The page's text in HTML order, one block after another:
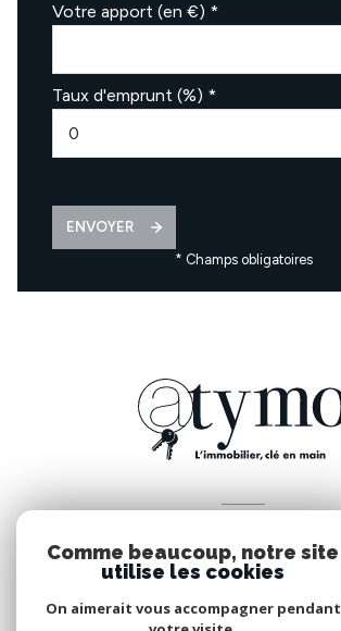
Votre apport (en €) *
Taux d'emprunt (%) *
ENVOYER
* Champs obligatoires
Espace propriétaire
Comme beaucoup, notre site
utilise les cookies
On aimerait vous accompagner pendant